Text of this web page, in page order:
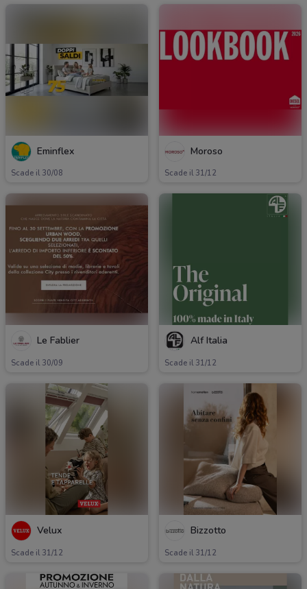
Eminflex
Scade il 30/08
Moroso
Scade il 31/12
Le Fablier
Scade il 30/09
Alf Italia
Scade il 31/12
Velux
Scade il 31/12
Bizzotto
Scade il 31/12